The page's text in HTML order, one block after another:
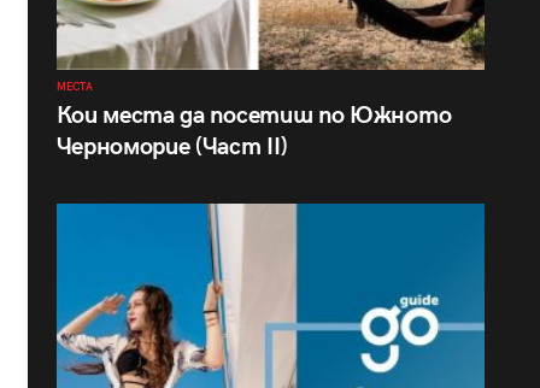
МЕСТА
Кои места да посетиш по Южното
Черноморие (Част II)